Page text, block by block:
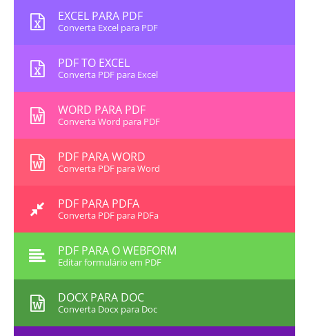
EXCEL PARA PDF
Converta Excel para PDF
PDF TO EXCEL
Converta PDF para Excel
WORD PARA PDF
Converta Word para PDF
PDF PARA WORD
Converta PDF para Word
PDF PARA PDFA
Converta PDF para PDFa
PDF PARA O WEBFORM
Editar formulário em PDF
DOCX PARA DOC
Converta Docx para Doc